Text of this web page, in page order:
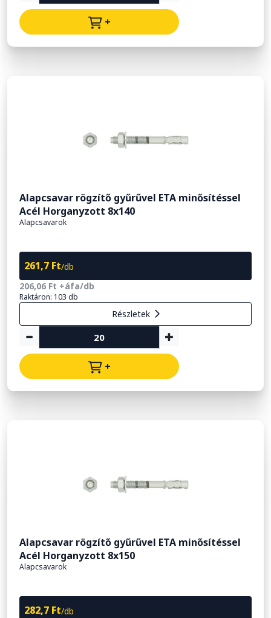
+
Alapcsavar rögzítő gyűrűvel ETA minősítéssel
Acél Horganyzott 8x140
Alapcsavarok
261,7 Ft/db
206,06 Ft +áfa/db
Raktáron: 103 db
Részletek
+
Alapcsavar rögzítő gyűrűvel ETA minősítéssel
Acél Horganyzott 8x150
Alapcsavarok
282,7 Ft/db